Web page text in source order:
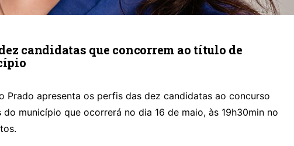
candidatas que concorrem ao título de
Prado apresenta os perfis das dez candidatas ao concurso
do município que ocorrerá no dia 16 de maio, às 19h30min no